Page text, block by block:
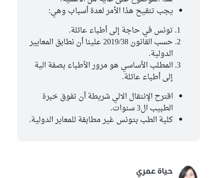
يجب تنقيح هذا الأمر لعدة أسباب وهي:
تونس في حاجة إلى أطباء عائلة.
حسب القانون 2019/38 علينا أن نطابق المعايير
الدولية.
المطلب الأساسي هو مرور الأطباء بصفة الية
إلى أطباء عائلة.
اقترح الإنتقال الالي شريطة أن تفوق خبرة
الطبيب ال3 سنوات.
كلية الطب بتونس غير مطابقة للمعاير الدولية.
حياة عمري